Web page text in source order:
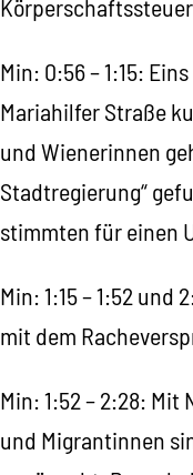
Min: 0:56 – 1:15:
Mariahilfer Straße
und Wienerinnen
Stadtregierung“
stimmten für einen
Min: 1:15 – 1:52
mit dem
Min: 1:52 – 2:28:
und Migrantinnen